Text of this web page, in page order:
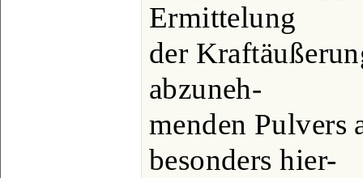
Ermittelung
der
abzuneh-
menden Pulvers
besonders hier-